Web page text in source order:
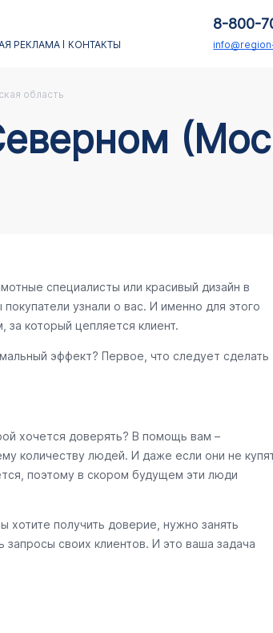
РЕКЛАМА КОНТАКТЫ
8-800-
область
специалисты или красивый дизайн в
узнали о вас. И именно для этого
который цепляется клиент.
эффект? Первое, что следует сделать
хочется доверять? В помощь вам –
количеству людей. И даже если они не
поэтому в скором будущем эти люди
хотите получить доверие, нужно занять
своих клиентов. И это ваша задача